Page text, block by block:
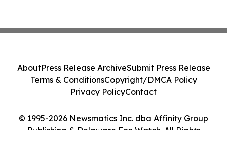
© 1995-2026 Newsmatics Inc. dba Affinity Group
Publishing & Delaware Eco Watch. All Rights
AboutPress Release ArchiveSubmit Press Release
Terms & ConditionsCopyright/DMCA Policy
Privacy PolicyContact